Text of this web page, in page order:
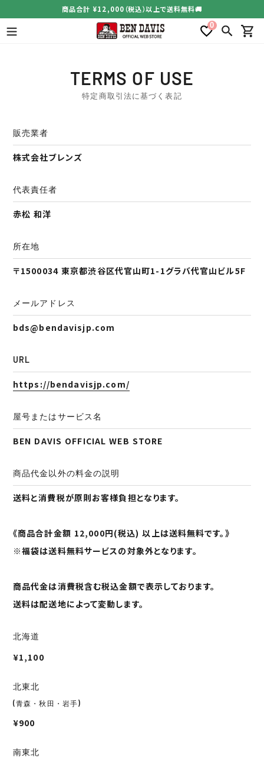
ン
テ
商品合計 ¥12,000（税込）以上で送料無料🚚
0
検索 カ
TERMS OF USE
特定商取引法に基づく表記
販売業者
株式会社ブレンズ
代表責任者
赤松 和洋
所在地
〒1500034 東京都渋谷区代官山町1-1グラバ代官山ビル5F
メールアドレス
bds@bendavisjp.com
URL
https://bendavisjp.com/
屋号またはサービス名
BEN DAVIS OFFICIAL WEB STORE
商品代金以外の料金の説明
送料と消費税が原則お客様負担となります。
《商品合計金額 12,000円(税込) 以上は送料無料です。》
※福袋は送料無料サービスの対象外となります。
商品代金は消費税含む税込金額で表示しております。
送料は配送地によって変動します。
北海道
¥1,100
北東北
(青森・秋田・岩手)
¥900
南東北